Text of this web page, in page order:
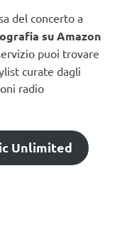
del concerto a
su Amazon
puoi trovare
curate dagli
radio
Unlimited